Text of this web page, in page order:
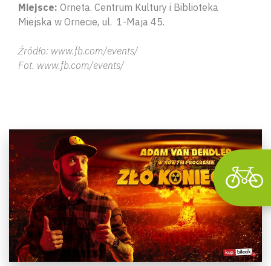
Miejsce: Orneta. Centrum Kultury i Biblioteka
Miejska w Ornecie, ul. 1-Maja 45.
Źródło: www.fb.com/events/
Fot. www.fb.com/events/